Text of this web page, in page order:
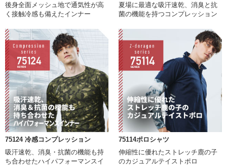
後身全面メッシュ地で通気性が高
く接触冷感も備えたインナー
夏場に最適な吸汗速乾、消臭と抗
菌の機能を持つコンプレッション
75124 冷感コンプレッション
吸汗速乾、消臭・抗菌の機能も持
ち合わせたハイパフォーマンスイ
75114ポロシャツ
伸縮性に優れたストレッチ鹿の子
のカジュアルテイストポロ